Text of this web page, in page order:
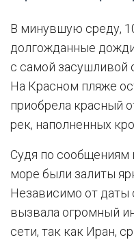
В минувшую среду,
долгожданные
с самой засушливой
На Красном пляже
приобрела красный
рек, наполненных
Судя по сообщениям
море были залиты
Независимо от даты
вызвала огромный
сети, так как Иран,